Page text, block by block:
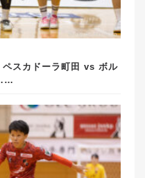
ペスカドーラ町田 vs ボル